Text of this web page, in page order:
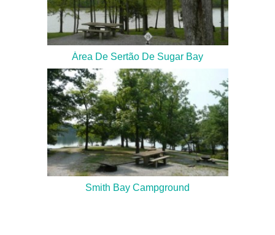
Área De Sertão De Sugar Bay
Smith Bay Campground